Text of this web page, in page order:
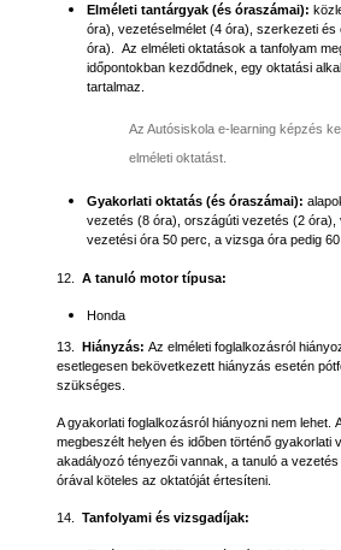
Elméleti tantárgyak (és óraszámai):
óra), vezetéselmélet (4 óra), szerkezeti és
óra). Az elméleti oktatások a tanfolyam
időpontokban kezdődnek, egy oktatási
tartalmaz.
Az Autósiskola e-learning képzés
elméleti oktatást.
Gyakorlati oktatás (és óraszámai):
vezetés (8 óra), országúti vezetés (2 óra),
vezetési óra 50 perc, a vizsga óra pedig 60
12. A tanuló motor típusa:
Honda
13. Hiányzás: Az elméleti foglalkozásról
esetlegesen bekövetkezett hiányzás esetén
szükséges.
A gyakorlati foglalkozásról hiányozni nem lehet.
megbeszélt helyen és időben történő gyakorlati
akadályozó tényezői vannak, a tanuló a
órával köteles az oktatóját értesíteni.
14. Tanfolyami és vizsgadíjak: